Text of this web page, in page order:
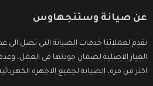
عن صيانة وستنجهاوس
نقدم لعملائنا خدمات الصيانة التى تصل
الغيار الاصلية لضمان جودتها فى العمل،
اكثر من مرة، الصيانة لجميع الاجهزة